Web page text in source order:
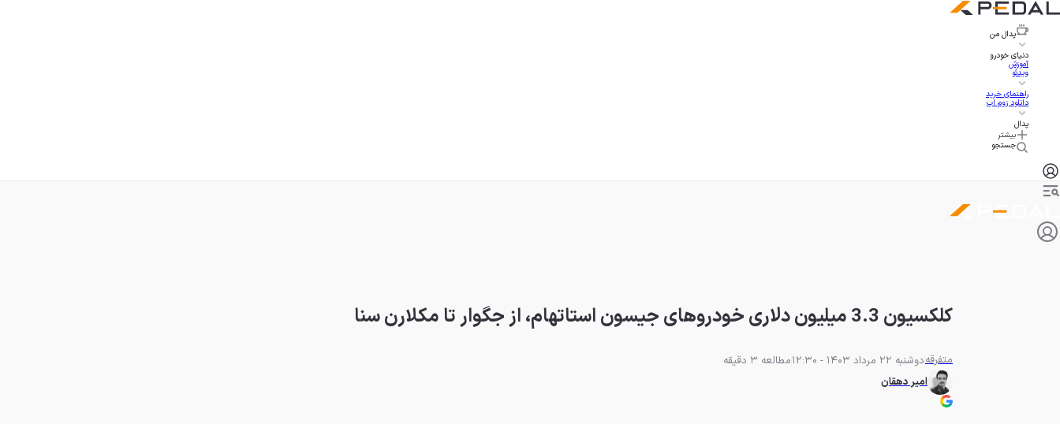
پدال من
دنیای خودرو
آموزش
ویدئو
راهنمای خرید
دانلود زوم اپ
پدال
بیشتر
جستجو
کلکسیون 3.3 میلیون دلاری خودروهای جیسون استاتهام، از جگوار تا مکلارن سنا
متفرقهدوشنبه 22 مرداد 1403 - 12:30
مطالعه 3 دقیقه
امیر دهقان